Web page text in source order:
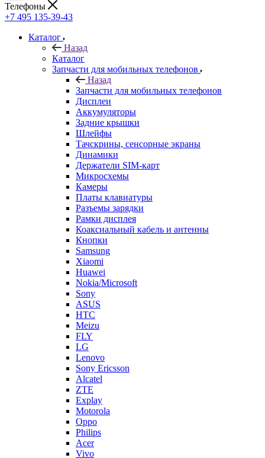
Телефоны
+7 495 135-39-43
Каталог
Назад
Каталог
Запчасти для мобильных телефонов
Назад
Запчасти для мобильных телефонов
Дисплеи
Аккумуляторы
Задние крышки
Шлейфы
Тачскрины, сенсорные экраны
Динамики
Держатели SIM-карт
Микросхемы
Камеры
Платы клавиатуры
Разъемы зарядки
Рамки дисплея
Коаксиальный кабель и антенны
Кнопки
Samsung
Xiaomi
Huawei
Nokia/Microsoft
Sony
ASUS
HTC
Meizu
FLY
LG
Lenovo
Sony Ericsson
Alcatel
ZTE
Explay
Motorola
Oppo
Philips
Acer
Vivo